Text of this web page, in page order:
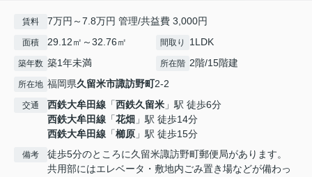
賃料 7万円～7.8万円 管理/共益費 3,000円
面積 29.12㎡～32.76㎡ 間取り 1LDK
築年数 築1年未満 所在階 2階/15階建
所在地 福岡県久留米市諏訪野町2-2
交通 西鉄大牟田線 「西鉄久留米 」駅 徒歩6分
西鉄大牟田線 「花畑 」駅 徒歩14分
西鉄大牟田線 「櫛原 」駅 徒歩15分
備考
徒歩5分のところに久留米諏訪野町郵便局があります。
共用部にはエレベータ・敷地内ごみ置き場などが備わっ